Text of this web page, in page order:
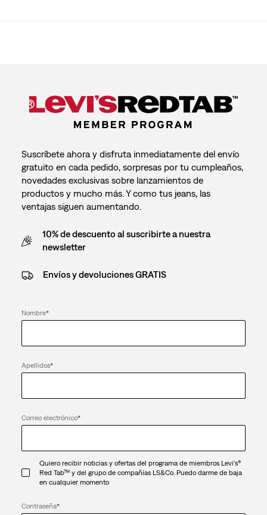
Suscríbete ahora y disfruta inmediatamente del envío
gratuito en cada pedido, sorpresas por tu cumpleaños,
novedades exclusivas sobre lanzamientos de
productos y mucho más. Y como tus jeans, las
ventajas siguen aumentando.
10% de descuento al suscribirte a nuestra
newsletter
Envíos y devoluciones GRATIS
Nombre*
Apellidos*
Correo electrónico*
Quiero recibir noticias y ofertas del programa de miembros Levi's®
Red Tab™ y del grupo de compañías LS&Co. Puedo darme de baja
en cualquier momento
Contraseña*